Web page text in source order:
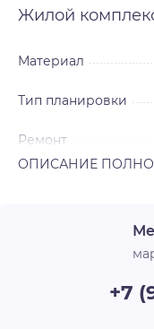
архитекторов
искусстве,
революцией на
включать шесть
уникален,
30-этажная
высотной
проекта,
Жилой
Материал
Тип планировки
Ремонт
+7